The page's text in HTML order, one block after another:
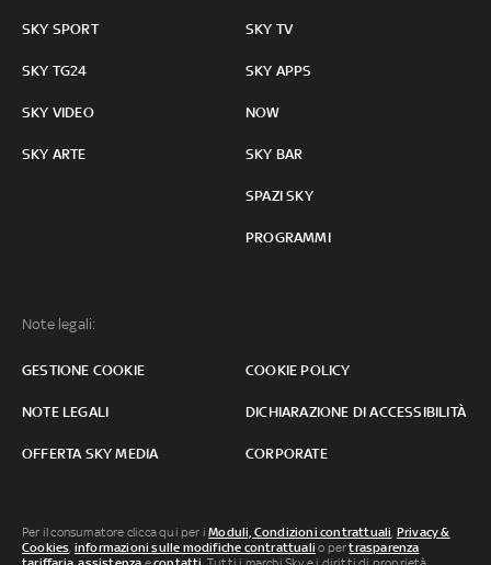
SKY SPORT
SKY TG24
SKY VIDEO
SKY ARTE
SKY TV
SKY APPS
NOW
SKY BAR
SPAZI SKY
PROGRAMMI
Note legali:
GESTIONE COOKIE COOKIE POLICY
NOTE LEGALI DICHIARAZIONE DI ACCESSIBILITÀ
OFFERTA SKY MEDIA CORPORATE
Per il consumatore clicca qui per iModuli, Condizioni contrattuali, Privacy &
Cookies, informazioni sulle modifiche contrattuali o pertrasparenza